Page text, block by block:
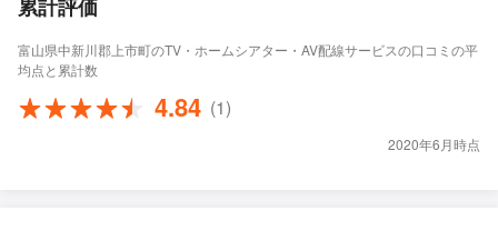
累計評価
富山県中新川郡上市町のTV・ホームシアター・AV配線サービスの口コミの平
均点と累計数
4.84 (1)
2020年6月時点